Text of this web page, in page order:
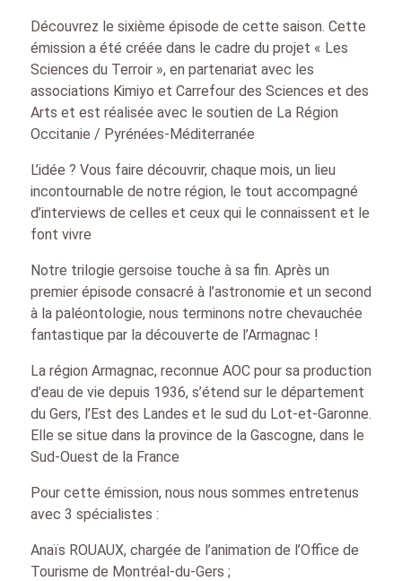
Découvrez le sixième épisode de cette saison. Cette
émission a été créée dans le cadre du projet « Les
Sciences du Terroir », en partenariat avec les
associations Kimiyo et Carrefour des Sciences et des
Arts et est réalisée avec le soutien de La Région
Occitanie / Pyrénées-Méditerranée
L’idée ? Vous faire découvrir, chaque mois, un lieu
incontournable de notre région, le tout accompagné
d’interviews de celles et ceux qui le connaissent et le
font vivre
Notre trilogie gersoise touche à sa fin. Après un
premier épisode consacré à l’astronomie et un second
à la paléontologie, nous terminons notre chevauchée
fantastique par la découverte de l’Armagnac !
La région Armagnac, reconnue AOC pour sa production
d’eau de vie depuis 1936, s’étend sur le département
du Gers, l’Est des Landes et le sud du Lot-et-Garonne.
Elle se situe dans la province de la Gascogne, dans le
Sud-Ouest de la France
Pour cette émission, nous nous sommes entretenus
avec 3 spécialistes :
Anaïs ROUAUX, chargée de l’animation de l’Office de
Tourisme de Montréal-du-Gers ;